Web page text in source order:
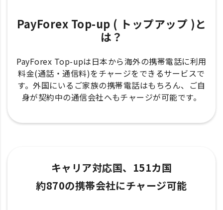
PayForex Top-up ( トップアップ )と
は？
PayForex Top-upは日本から海外の携帯電話に利用
料金(通話・通信料)をチャージをできるサービスで
す。外国にいるご家族の携帯電話はもちろん、ご自
身が契約中の通信会社へもチャージが可能です。
キャリア対応国、151カ国
約870の携帯会社にチャージ可能